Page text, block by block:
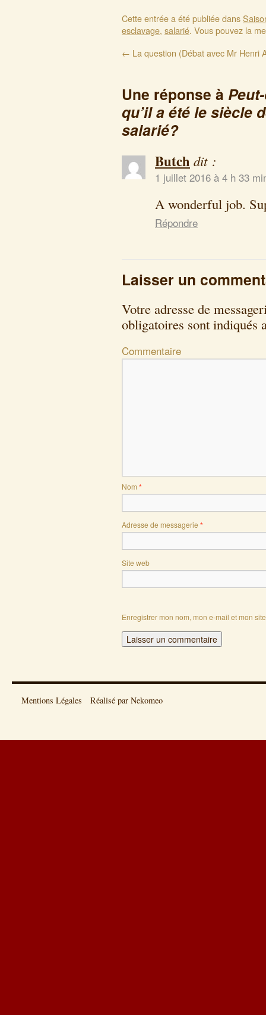
Cette entrée a été publiée dans
esclavage, salarié. Vous pouvez la
← La question (Débat avec Mr Henri
Une réponse à
qu’il a été le siècle
salarié?
Butch dit :
1 juillet 2016 à 4 h 33
A wonderful job.
Répondre
Laisser un
Votre adresse de
obligatoires sont indiqués
Commentaire
Nom *
Adresse de messagerie *
Site web
Enregistrer mon nom, mon e-mail et mon
Mentions Légales Réalisé par Nekomeo